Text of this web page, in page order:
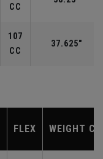
CC
107
CC
37.625"
FLEX WEIGHT